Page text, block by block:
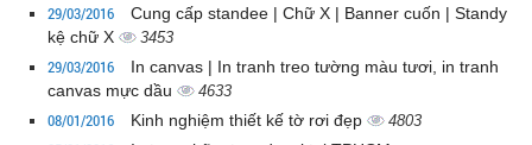
29/03/2016
Cung cấp standee | Chữ X | Banner cuốn | Standy
kệ chữ X
3453
29/03/2016
In canvas | In tranh treo tường màu tươi, in tranh
canvas mực dầu
4633
08/01/2016 Kinh nghiệm thiết kế tờ rơi đẹp 4803